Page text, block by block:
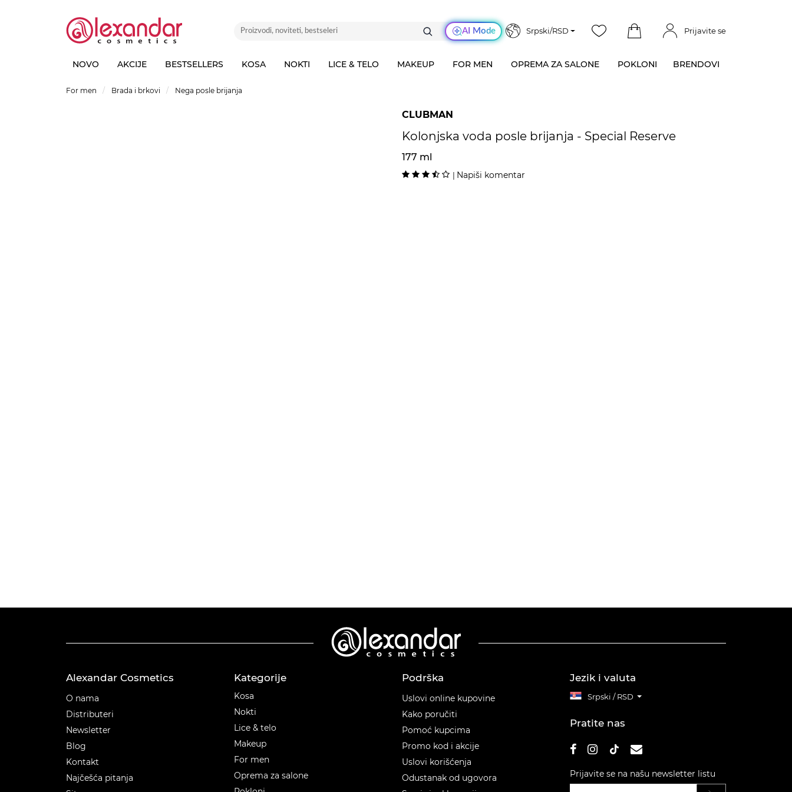
AI Mode Srpski/RSD Prijavite se
NOVO AKCIJE BESTSELLERS KOSA NOKTI LICE & TELO MAKEUP FOR MEN OPREMA ZA SALONE POKLONI BRENDOVI
For men Brada i brkovi Nega posle brijanja
CLUBMAN
Kolonjska voda posle brijanja - Special Reserve
177 ml
| Napiši komentar
Alexandar Cosmetics
O nama
Distributeri
Newsletter
Blog
Kontakt
Najčešća pitanja
Kategorije
Kosa
Nokti
Lice & telo
Makeup
For men
Oprema za salone
Podrška
Uslovi online kupovine
Kako poručiti
Pomoć kupcima
Promo kod i akcije
Uslovi korišćenja
Odustanak od ugovora
Jezik i valuta
Srpski / RSD
Pratite nas
Prijavite se na našu newsletter listu